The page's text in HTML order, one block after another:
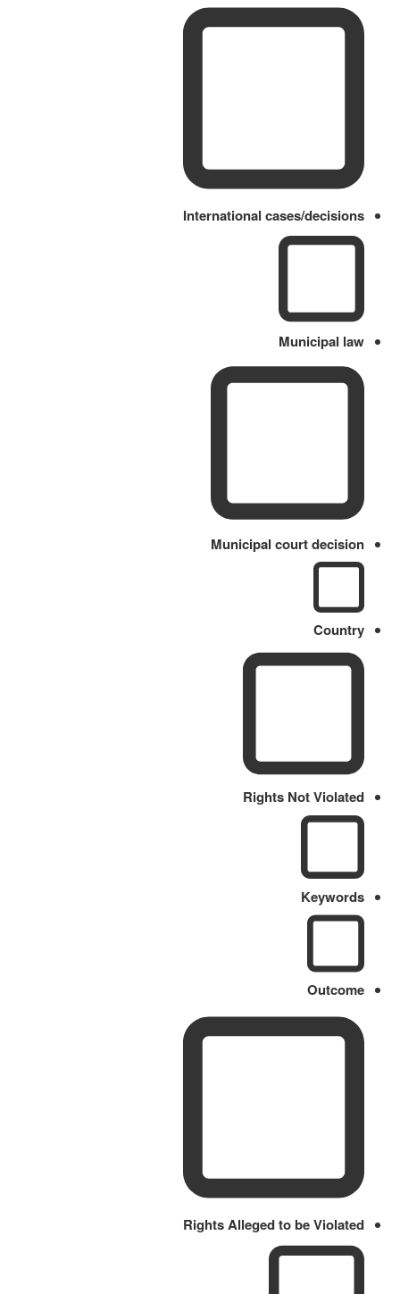
International cases/decisions
Municipal law
Municipal court decision
Country
Rights Not Violated
Keywords
Outcome
Rights Alleged to be Violated